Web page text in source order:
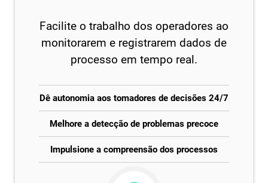
Facilite o trabalho dos operadores ao
monitorarem e registrarem dados de
processo em tempo real.
Dê autonomia aos tomadores de decisões 24/7
Melhore a detecção de problemas precoce
Impulsione a compreensão dos processos